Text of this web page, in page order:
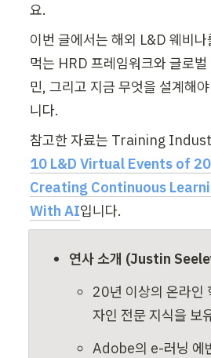
요.
이번 글에서는 해외 L&D 웨비
먹는 HRD 프레임워크와 글로
민, 그리고 지금 무엇을 설계해
니다.
참고한 자료는 Training
10 L&D Virtual Events of
Creating Continuous
With AI입니다.
연사 소개 (Justin
20년 이상의 온라인
자인 전문 지식을 보
Adobe의 e-러닝 에